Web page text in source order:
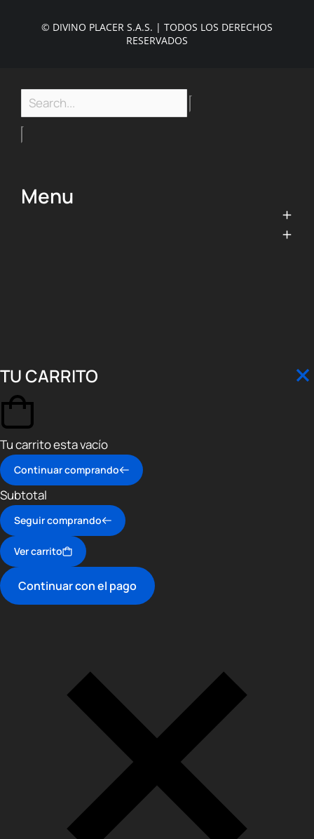
© DIVINO PLACER S.A.S. | TODOS LOS DERECHOS
RESERVADOS
Menu
TU CARRITO
Tu carrito esta vacío
Continuar comprando
Subtotal
Seguir comprando
Ver carrito
Continuar con el pago